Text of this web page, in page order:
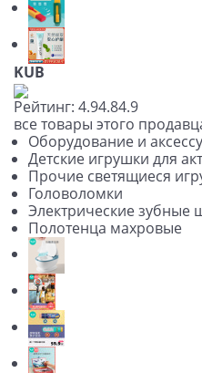
KUB
Рейтинг: 4.94.84.9
все товары этого
Оборудование и
Детские игрушки для
Прочие светящиеся
Головоломки
Электрические зубные
Полотенца махровые